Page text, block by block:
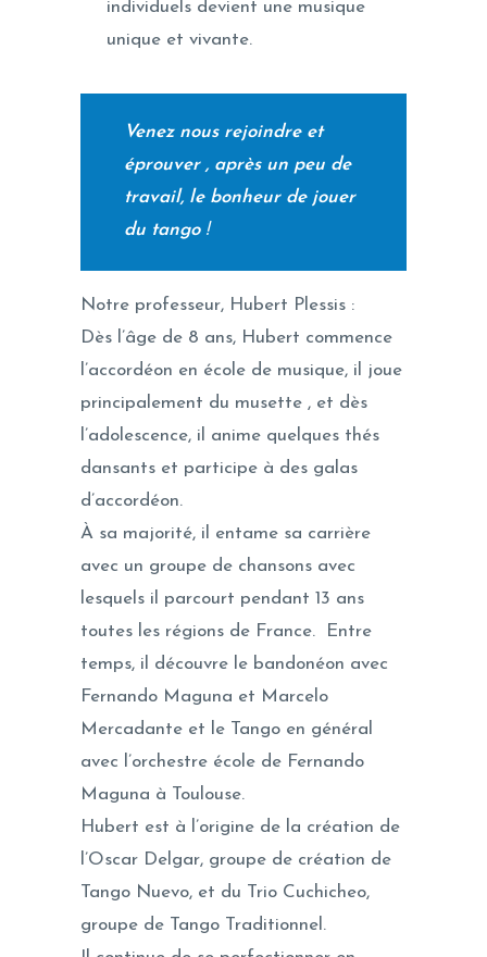
individuels devient une musique
unique et vivante.
Venez nous rejoindre et
éprouver , après un peu de
travail, le bonheur de jouer
du tango!
Notre professeur, Hubert Plessis :
Dès l’âge de 8 ans, Hubert commence
l’accordéon en école de musique, il joue
principalement du musette , et dès
l’adolescence, il anime quelques thés
dansants et participe à des galas
d’accordéon.
À sa majorité, il entame sa carrière
avec un groupe de chansons avec
lesquels il parcourt pendant 13 ans
toutes les régions de France. Entre
temps, il découvre le bandonéon avec
Fernando Maguna et Marcelo
Mercadante et le Tango en général
avec l’orchestre école de Fernando
Maguna à Toulouse.
Hubert est à l’origine de la création de
l’Oscar Delgar, groupe de création de
Tango Nuevo, et du Trio Cuchicheo,
groupe de Tango Traditionnel.